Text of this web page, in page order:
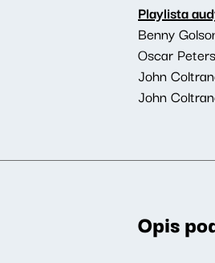
Playlista
Benny
Oscar
John
John
Opis